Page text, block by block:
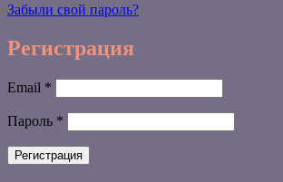
Забыли свой пароль?
Регистрация
Email *
Пароль *
Регистрация